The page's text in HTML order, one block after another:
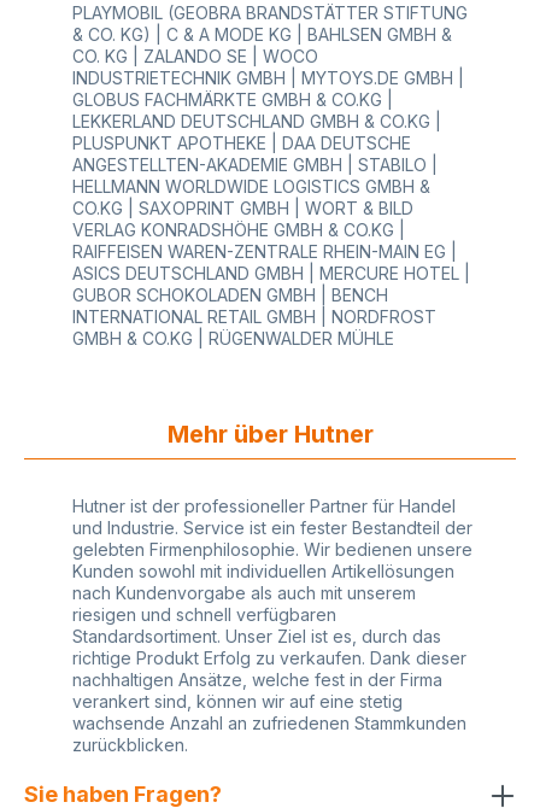
PLAYMOBIL (GEOBRA BRANDSTÄTTER STIFTUNG
& CO. KG) | C & A MODE KG | BAHLSEN GMBH &
CO. KG | ZALANDO SE | WOCO
INDUSTRIETECHNIK GMBH | MYTOYS.DE GMBH |
GLOBUS FACHMÄRKTE GMBH & CO.KG |
LEKKERLAND DEUTSCHLAND GMBH & CO.KG |
PLUSPUNKT APOTHEKE | DAA DEUTSCHE
ANGESTELLTEN-AKADEMIE GMBH | STABILO |
HELLMANN WORLDWIDE LOGISTICS GMBH &
CO.KG | SAXOPRINT GMBH | WORT & BILD
VERLAG KONRADSHÖHE GMBH & CO.KG |
RAIFFEISEN WAREN-ZENTRALE RHEIN-MAIN EG |
ASICS DEUTSCHLAND GMBH | MERCURE HOTEL |
GUBOR SCHOKOLADEN GMBH | BENCH
INTERNATIONAL RETAIL GMBH | NORDFROST
GMBH & CO.KG | RÜGENWALDER MÜHLE
Mehr über Hutner
Hutner ist der professioneller Partner für Handel
und Industrie. Service ist ein fester Bestandteil der
gelebten Firmenphilosophie. Wir bedienen unsere
Kunden sowohl mit individuellen Artikellösungen
nach Kundenvorgabe als auch mit unserem
riesigen und schnell verfügbaren
Standardsortiment. Unser Ziel ist es, durch das
richtige Produkt Erfolg zu verkaufen. Dank dieser
nachhaltigen Ansätze, welche fest in der Firma
verankert sind, können wir auf eine stetig
wachsende Anzahl an zufriedenen Stammkunden
zurückblicken.
Sie haben Fragen?